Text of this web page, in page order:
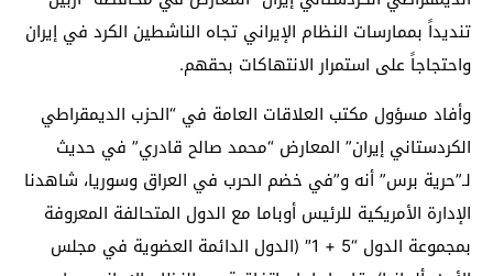
تنديداً بممارسات النظام الإيراني تجاه الناشطين الكرد في إيران
واحتجاجاً على استمرار الانتهاكات بحقهم.
وأفاد مسؤول مكتب العلاقات العامة في “الحزب الديمقراطي
الكردستاني إيران” المعارض “محمد صالح قادري” في حديث
لـ”حرية برس” أنه و”في خضم الحرب في العراق وسوريا، شاهدنا
الإدارة الأمريكية للرئيس أوباما مع الدول المتحالفة المعروفة
بمجموعة الدول “5 + 1″ (الدول الدائمة العضوية في مجلس